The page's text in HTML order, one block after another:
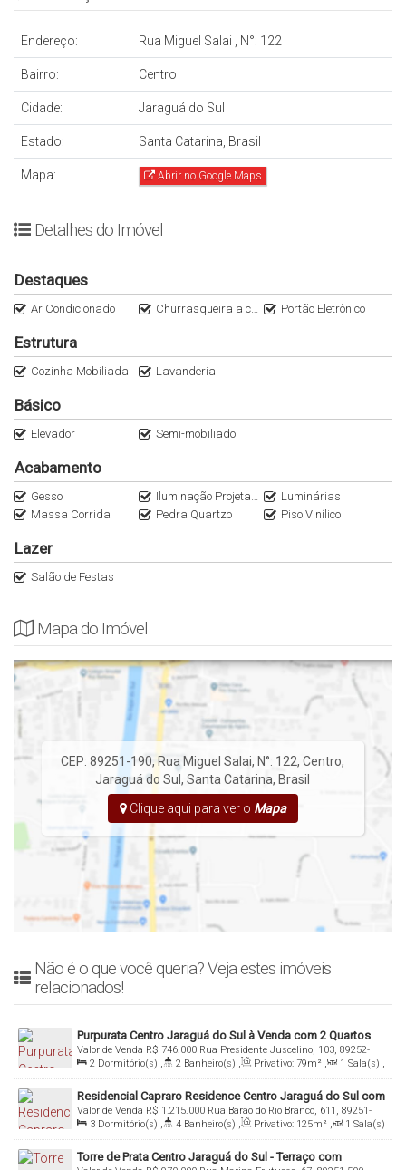
Endereço: Rua Miguel Salai N°: 122
Bairro: Centro
Cidade: Jaraguá do Sul
Estado: Santa Catarina, Brasil
Mapa: Abrir no Google Maps
Detalhes do Imóvel
Destaques
Ar Condicionado Churrasqueira a carvão Portão Eletrônico
Estrutura
Cozinha Mobiliada Lavanderia
Básico
Elevador Semi-mobiliado
Acabamento
Gesso Iluminação Projetada
Luminárias
Massa Corrida
Pedra Quartzo Piso Vinílico
Lazer
Salão de Festas
Mapa do Imóvel
CEP: 89251-190, Rua Miguel Salai, N°: 122,Centro,
Jaraguá do Sul,Santa Catarina, Brasil
Clique aqui para ver o Mapa
Não é o que você queria? Veja estes imóveis
relacionados!
Purpurata Centro Jaraguá do Sul à Venda com 2 Quartos
R$ 746.000
Valor de Venda
Rua Presidente Juscelino, 103, 89252-
050, Centro, Jaraguá do Sul, Santa Catarina, Brasil
2 Dormitório(s) , 2 Banheiro(s) , Privativo: 79m² , 1 Sala(s) ,
1 Suíte(s) , Total: 132m² , 1 Vaga(s)
Residencial Capraro Residence Centro Jaraguá do Sul com
3 Suítes
R$ 1.215.000
Valor de Venda
Rua Barão do Rio Branco, 611, 89251-
400, Centro, Jaraguá do Sul, Santa Catarina, Brasil
3 Dormitório(s) , 4 Banheiro(s) , Privativo: 125m² , 1 Sala(s)
,
3 Suíte(s) , Total: 160m² , 2 Vaga(s)
Torre de Prata Centro Jaraguá do Sul - Terraço com